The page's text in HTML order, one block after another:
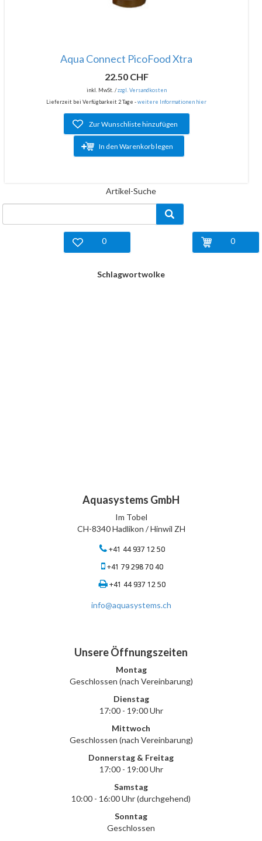
Aqua Connect PicoFood Xtra
22.50 CHF
inkl. MwSt. /zzgl. Versandkosten
Lieferzeit bei Verfügbarkeit 2 Tage -weitere Informationen hier
Zur Wunschliste hinzufügen
In den Warenkorb legen
Artikel-Suche
0
0
Schlagwortwolke
Aquasystems GmbH
Im Tobel
CH-8340 Hadlikon / Hinwil ZH
+41 44 937 12 50
+41 79 298 70 40
+41 44 937 12 50
info@aquasystems.ch
Unsere Öffnungszeiten
Montag
Geschlossen (nach Vereinbarung)
Dienstag
17:00 - 19:00 Uhr
Mittwoch
Geschlossen (nach Vereinbarung)
Donnerstag & Freitag
17:00 - 19:00 Uhr
Samstag
10:00 - 16:00 Uhr (durchgehend)
Sonntag
Geschlossen